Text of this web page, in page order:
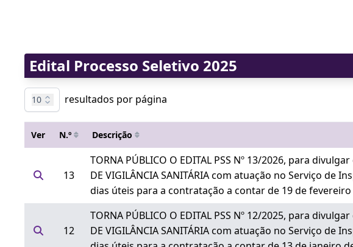
Edital Processo Seletivo 2025
10 resultados por página
Ver N.º Descrição
13
TORNA PÚBLICO O EDITAL PSS Nº 13/2026, para
DE VIGILÂNCIA SANITÁRIA com atuação no Serviço de
dias úteis para a contratação a contar de 19 de fevereiro
12
TORNA PÚBLICO O EDITAL PSS Nº 12/2025, para
DE VIGILÂNCIA SANITÁRIA com atuação no Serviço de